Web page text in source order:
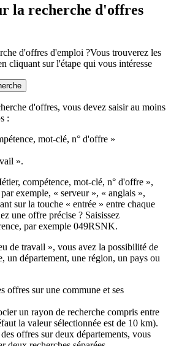
la recherche d'offres
d'offres d'emploi ?Vous trouverez les
cliquant sur l'étape qui vous intéresse
d'offres, vous devez saisir au moins
:
mot-clé, n° d'offre »
».
compétence, mot-clé, n° d'offre »,
exemple, « serveur », « anglais »,
sur la touche « entrée » entre chaque
une offre précise ? Saisissez
par exemple 049RSNK.
de travail », vous avez la possibilité de
un département, une région, un pays ou
offres sur une commune et ses
un rayon de recherche compris entre
la valeur sélectionnée est de 10 km).
offres sur deux départements, vous